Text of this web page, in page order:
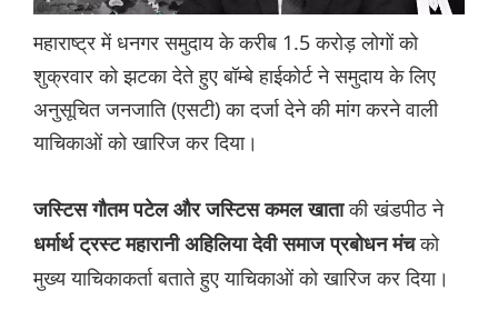
महाराष्ट्र में धनगर समुदाय के करीब 1.5 करोड़ लोगों को
शुक्रवार को झटका देते हुए बॉम्बे हाईकोर्ट ने समुदाय के लिए
अनुसूचित जनजाति (एसटी) का दर्जा देने की मांग करने वाली
याचिकाओं को खारिज कर दिया।
जस्टिस गौतम पटेल और जस्टिस कमल खाताकी खंडपीठ ने
धर्मार्थ ट्रस्ट महारानी अहिलिया देवी समाज प्रबोधन मंचको
मुख्य याचिकाकर्ता बताते हुए याचिकाओं को खारिज कर दिया।